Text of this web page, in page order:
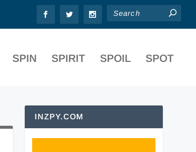
SPIN SPIRIT SPOIL SPOT
INZPY.COM